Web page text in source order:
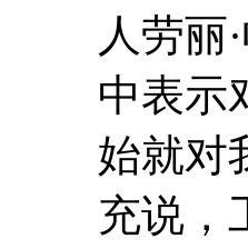
人劳丽
中表示
始就对
充说，